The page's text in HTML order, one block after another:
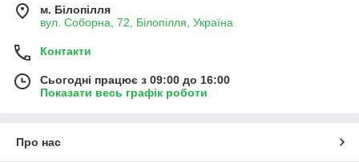
м. Білопілля
вул. Соборна, 72, Білопілля, Україна
Контакти
Сьогодні працює з 09:00 до 16:00
Показати весь графік роботи
Про нас